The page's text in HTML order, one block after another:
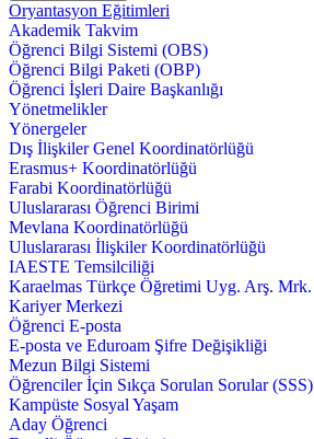
Oryantasyon Eğitimleri
Akademik Takvim
Öğrenci Bilgi Sistemi (OBS)
Öğrenci Bilgi Paketi (OBP)
Öğrenci İşleri Daire Başkanlığı
Yönetmelikler
Yönergeler
Dış İlişkiler Genel Koordinatörlüğü
Erasmus+ Koordinatörlüğü
Farabi Koordinatörlüğü
Uluslararası Öğrenci Birimi
Mevlana Koordinatörlüğü
Uluslararası İlişkiler Koordinatörlüğü
IAESTE Temsilciliği
Karaelmas Türkçe Öğretimi Uyg. Arş. Mrk.
Kariyer Merkezi
Öğrenci E-posta
E-posta ve Eduroam Şifre Değişikliği
Mezun Bilgi Sistemi
Öğrenciler İçin Sıkça Sorulan Sorular (SSS)
Kampüste Sosyal Yaşam
Aday Öğrenci